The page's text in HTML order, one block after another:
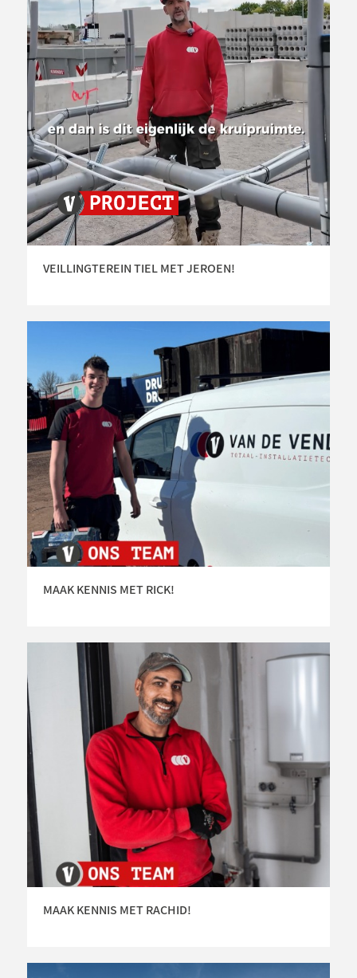
VEILLINGTEREIN TIEL MET JEROEN!
MAAK KENNIS MET RICK!
MAAK KENNIS MET RACHID!